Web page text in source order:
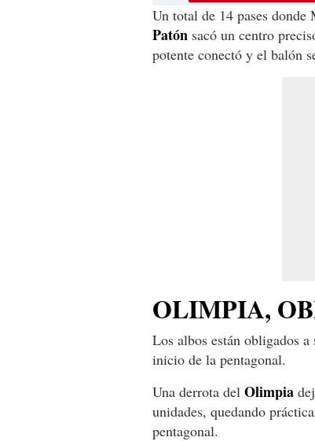
Un total de 14 pases
Patón sacó un centro
potente conectó y el balón
OLIMPIA,
Los albos están obligados
inicio de la pentagonal.
Una derrota del Olimpia
unidades, quedando
pentagonal.